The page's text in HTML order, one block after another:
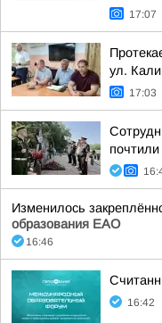
17:07
ул.
17:03
Изменилось
образования ЕАО
16:46
16:42